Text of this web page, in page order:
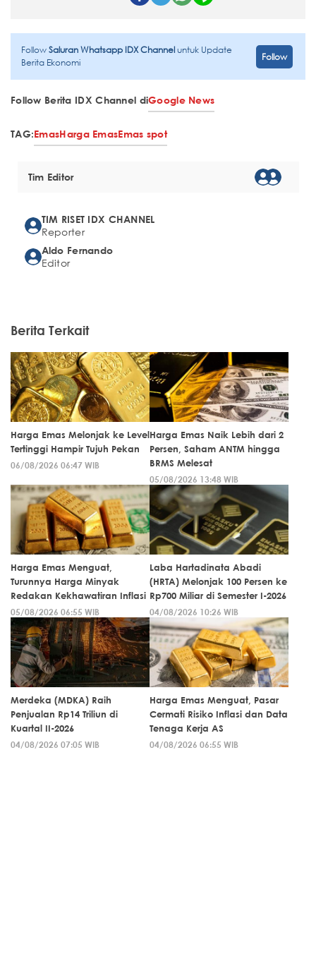
FollowSaluran Whatsapp IDX Channeluntuk Update
Berita Ekonomi
Follow
Follow Berita IDX Channel diGoogle News
TAG:EmasHarga EmasEmas spot
Tim Editor
TIM RISET IDX CHANNEL
Reporter
Aldo Fernando
Editor
Berita Terkait
Harga Emas Melonjak ke Level
Tertinggi Hampir Tujuh Pekan
06/08/2026 06:47 WIB
Harga Emas Naik Lebih dari 2
Persen, Saham ANTM hingga
BRMS Melesat
05/08/2026 13:48 WIB
Harga Emas Menguat,
Turunnya Harga Minyak
Redakan Kekhawatiran Inflasi
05/08/2026 06:55 WIB
Laba Hartadinata Abadi
(HRTA) Melonjak 100 Persen ke
Rp700 Miliar di Semester I-2026
04/08/2026 10:26 WIB
Merdeka (MDKA) Raih
Penjualan Rp14 Triliun di
Kuartal II-2026
04/08/2026 07:05 WIB
Harga Emas Menguat, Pasar
Cermati Risiko Inflasi dan Data
Tenaga Kerja AS
04/08/2026 06:55 WIB